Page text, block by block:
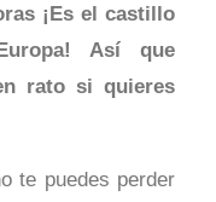
¡Es el castillo
Así que
rato si quieres
te puedes perder